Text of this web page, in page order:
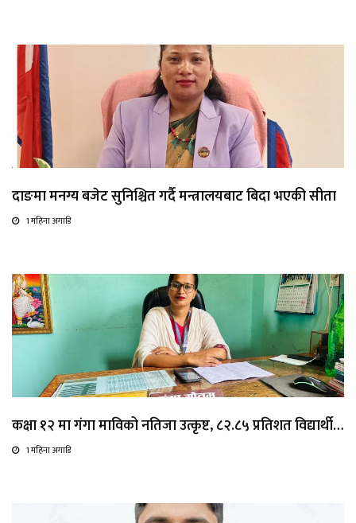
दाङमा मनग्य बजेट सुनिश्चित गर्दै मन्त्रालयबाट बिदा भएकी सीता
1 महिना अगाडि
कक्षा १२ मा गंगा माविको नतिजा उत्कृष्ट, ८२.८५ प्रतिशत विद्यार्थी…
1 महिना अगाडि